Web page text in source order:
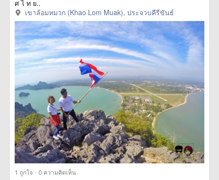
ศ ไ ท ย..
เขาล้อมหมวก (Khao Lom Muak), ประจวบคีรีขันธ์
1 ถูกใจ · 0 ความคิดเห็น